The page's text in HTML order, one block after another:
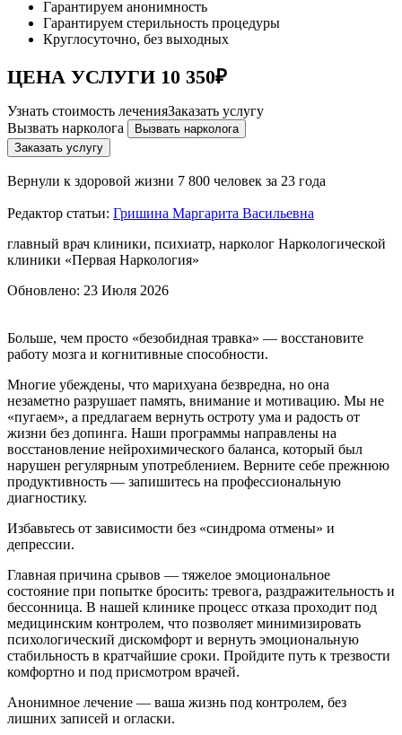
Гарантируем анонимность
Гарантируем стерильность процедуры
Круглосуточно, без выходных
ЦЕНА УСЛУГИ 10 350₽
Узнать стоимость леченияЗаказать услугу
Вызвать нарколога
Вызвать нарколога
Заказать услугу
Вернули к здоровой жизни 7 800 человек за 23 года
Редактор статьи: Гришина Маргарита Васильевна
главный врач клиники, психиатр, нарколог Наркологической
клиники «Первая Наркология»
Обновлено: 23 Июля 2026
Больше, чем просто «безобидная травка» — восстановите
работу мозга и когнитивные способности.
Многие убеждены, что марихуана безвредна, но она
незаметно разрушает память, внимание и мотивацию. Мы не
«пугаем», а предлагаем вернуть остроту ума и радость от
жизни без допинга. Наши программы направлены на
восстановление нейрохимического баланса, который был
нарушен регулярным употреблением. Верните себе прежнюю
продуктивность — запишитесь на профессиональную
диагностику.
Избавьтесь от зависимости без «синдрома отмены» и
депрессии.
Главная причина срывов — тяжелое эмоциональное
состояние при попытке бросить: тревога, раздражительность и
бессонница. В нашей клинике процесс отказа проходит под
медицинским контролем, что позволяет минимизировать
психологический дискомфорт и вернуть эмоциональную
стабильность в кратчайшие сроки. Пройдите путь к трезвости
комфортно и под присмотром врачей.
Анонимное лечение — ваша жизнь под контролем, без
лишних записей и огласки.